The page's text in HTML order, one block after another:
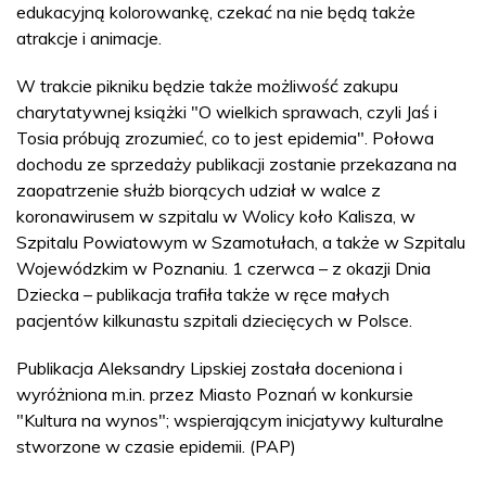
edukacyjną kolorowankę, czekać na nie będą także
atrakcje i animacje.
W trakcie pikniku będzie także możliwość zakupu
charytatywnej książki "O wielkich sprawach, czyli Jaś i
Tosia próbują zrozumieć, co to jest epidemia". Połowa
dochodu ze sprzedaży publikacji zostanie przekazana na
zaopatrzenie służb biorących udział w walce z
koronawirusem w szpitalu w Wolicy koło Kalisza, w
Szpitalu Powiatowym w Szamotułach, a także w Szpitalu
Wojewódzkim w Poznaniu. 1 czerwca – z okazji Dnia
Dziecka – publikacja trafiła także w ręce małych
pacjentów kilkunastu szpitali dziecięcych w Polsce.
Publikacja Aleksandry Lipskiej została doceniona i
wyróżniona m.in. przez Miasto Poznań w konkursie
"Kultura na wynos"; wspierającym inicjatywy kulturalne
stworzone w czasie epidemii. (PAP)